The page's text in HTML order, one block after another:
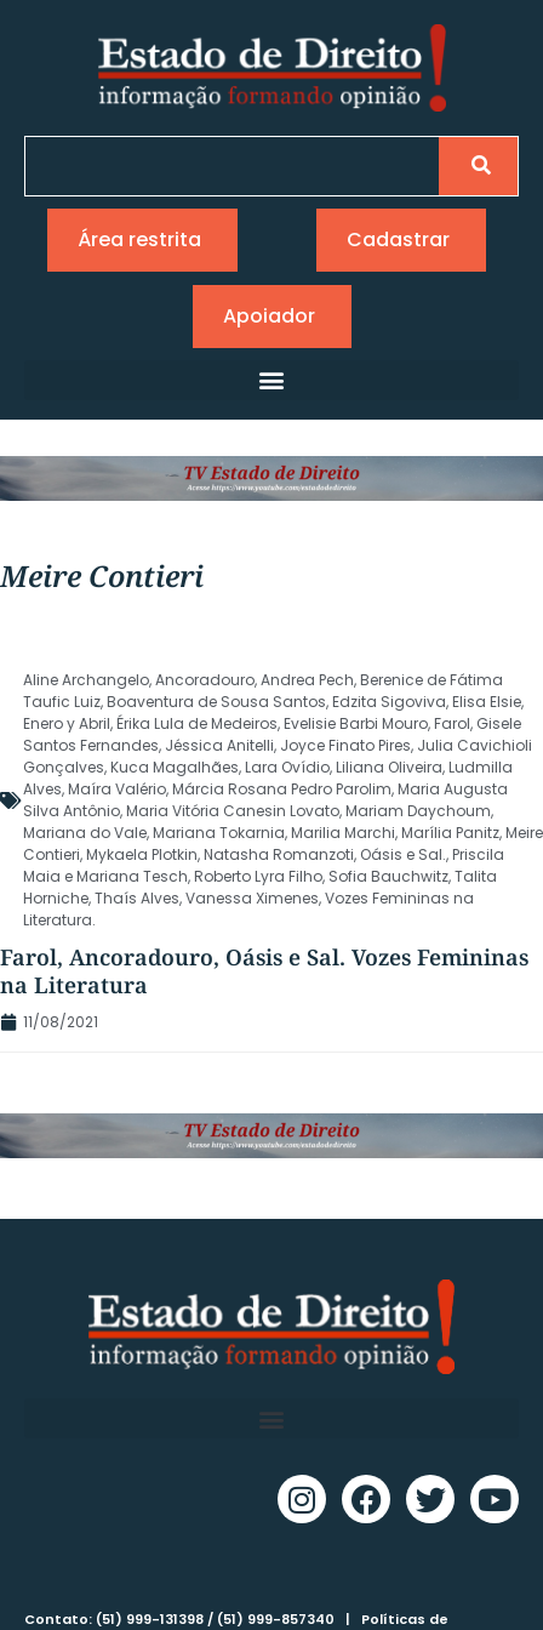
Área restrita Cadastrar
Apoiador
Meire Contieri
Aline Archangelo,Ancoradouro,Andrea Pech,Berenice de Fátima
Taufic Luiz,Boaventura de Sousa Santos,Edzita Sigoviva,Elisa Elsie,
Enero y Abril,Érika Lula de Medeiros,Evelisie Barbi Mouro,Farol, Gisele
Santos Fernandes, Jéssica Anitelli, Joyce Finato Pires, Julia Cavichioli
Gonçalves,Kuca Magalhães,Lara Ovídio,Liliana Oliveira,Ludmilla
Alves,Maíra Valério,Márcia Rosana Pedro Parolim,Maria Augusta
Silva Antônio,Maria Vitória Canesin Lovato,Mariam Daychoum,
Mariana do Vale,Mariana Tokarnia,Marilia Marchi,Marília Panitz,Meire
Contieri,Mykaela Plotkin,Natasha Romanzoti, Oásis e Sal.,Priscila
Maia e Mariana Tesch,Roberto Lyra Filho, Sofia Bauchwitz,Talita
Horniche,Thaís Alves,Vanessa Ximenes,Vozes Femininas na
Literatura.
Farol, Ancoradouro, Oásis e Sal. Vozes Femininas
na Literatura
11/08/2021
Contato: (51) 999-131398 / (51) 999-857340 | Políticas de